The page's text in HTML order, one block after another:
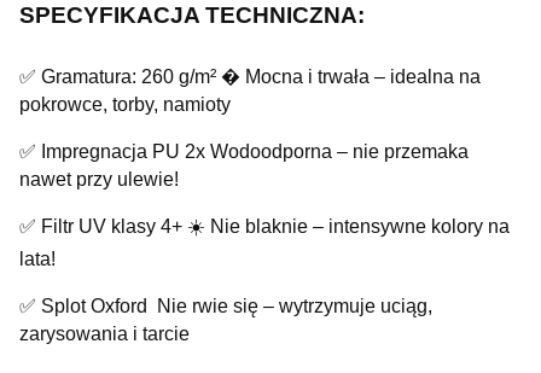
SPECYFIKACJA TECHNICZNA:
✅ Gramatura: 260 g/m² � Mocna i trwała – idealna na
pokrowce, torby, namioty
✅ Impregnacja PU 2x Wodoodporna – nie przemaka
nawet przy ulewie!
✅ Filtr UV klasy 4+ ☀️ Nie blaknie – intensywne kolory na
lata!
✅ Splot Oxford Nie rwie się – wytrzymuje uciąg,
zarysowania i tarcie